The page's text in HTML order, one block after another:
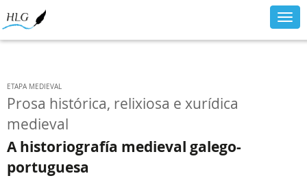
ETAPA MEDIEVAL
Prosa histórica, relixiosa e xurídica
medieval
A historiografía medieval galego-
portuguesa